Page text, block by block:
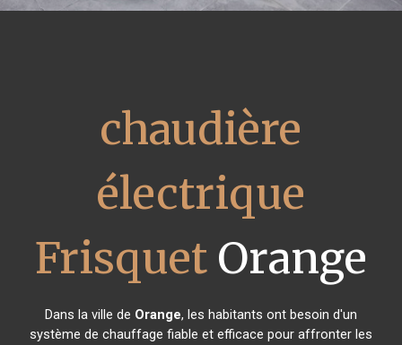
chaudière
électrique
FrisquetOrange
Dans la ville de Orange, les habitants ont besoin d'un
système de chauffage fiable et efficace pour affronter les